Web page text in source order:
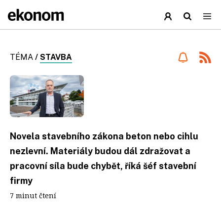
TÉMA / STAVBA
Novela stavebního zákona beton nebo cihlu
nezlevní. Materiály budou dál zdražovat a
pracovní síla bude chybět, říká šéf stavební
firmy
7 minut čtení